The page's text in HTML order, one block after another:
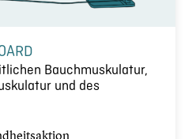
Bauchmuskulatur,
und des